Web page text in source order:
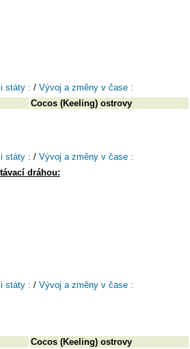
státy : / Vývoj a změny v čase :
Cocos (Keeling) ostrovy
státy : / Vývoj a změny v čase :
dráhou:
státy : / Vývoj a změny v čase :
Cocos (Keeling) ostrovy